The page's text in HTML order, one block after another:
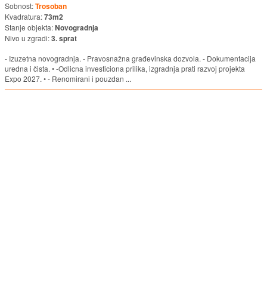
Sobnost:Trosoban
Kvadratura:73m2
Stanje objekta:Novogradnja
Nivo u zgradi:3. sprat
- Izuzetna novogradnja. - Pravosnažna građevinska dozvola. - Dokumentacija
uredna i čista. • -Odlicna investiciona prilika, izgradnja prati razvoj projekta
Expo 2027. • - Renomirani i pouzdan ...